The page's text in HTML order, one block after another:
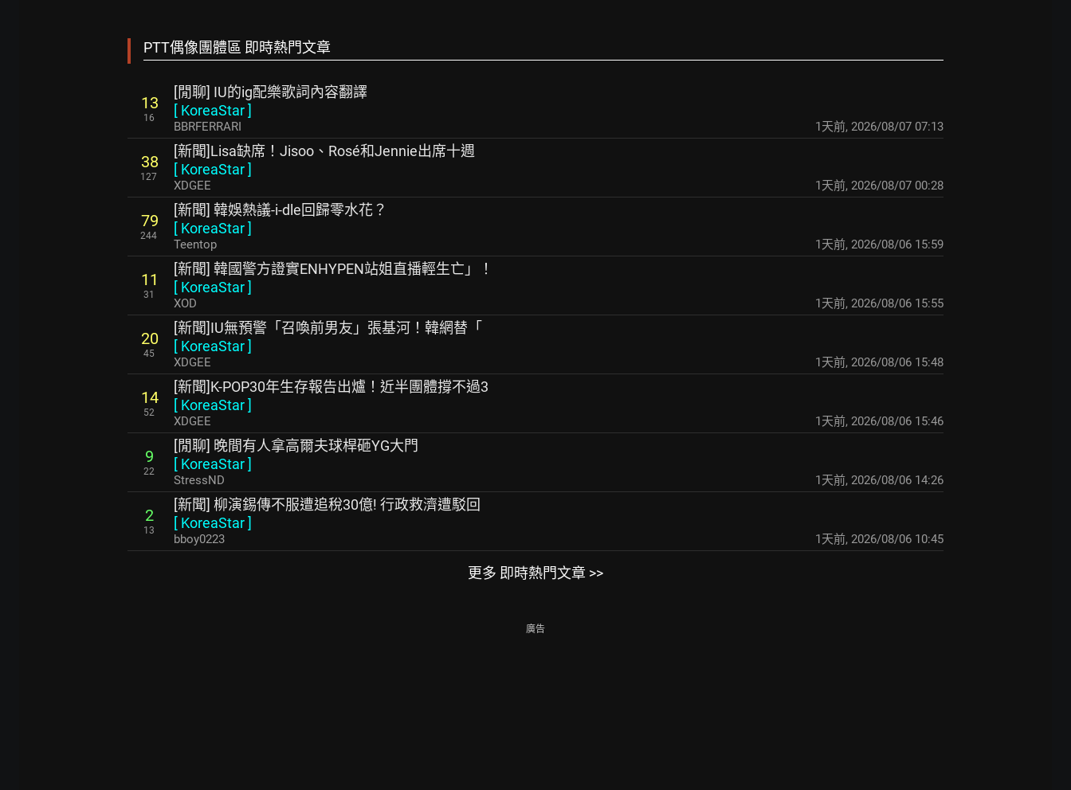
PTT偶像團體區 即時熱門文章
13
16
[閒聊] IU的ig配樂歌詞內容翻譯
[ KoreaStar]
BBRFERRARI 1天前, 2026/08/07 07:13
38
127
[新聞]Lisa缺席！Jisoo、Rosé和Jennie出席十週
[ KoreaStar]
XDGEE 1天前, 2026/08/07 00:28
79
244
[新聞] 韓娛熱議-i-dle回歸零水花？
[ KoreaStar]
Teentop 1天前, 2026/08/06 15:59
11
31
[新聞] 韓國警方證實ENHYPEN站姐直播輕生亡」！
[ KoreaStar]
XOD 1天前, 2026/08/06 15:55
20
45
[新聞]IU無預警「召喚前男友」張基河！韓網替「
[ KoreaStar]
XDGEE 1天前, 2026/08/06 15:48
14
52
[新聞]K-POP30年生存報告出爐！近半團體撐不過3
[ KoreaStar]
XDGEE 1天前, 2026/08/06 15:46
9
22
[閒聊] 晚間有人拿高爾夫球桿砸YG大門
[ KoreaStar]
StressND 1天前, 2026/08/06 14:26
2
13
[新聞] 柳演錫傳不服遭追稅30億! 行政救濟遭駁回
[ KoreaStar]
bboy0223 1天前, 2026/08/06 10:45
更多 即時熱門文章 >>
廣告